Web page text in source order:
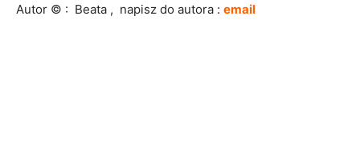
Autor © : Beata , napisz do autora : email